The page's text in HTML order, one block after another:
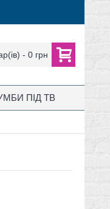
- 0 грн
ПІД ТВ